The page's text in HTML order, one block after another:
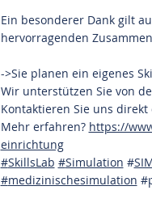
Ein besonderer Dank gilt
hervorragenden
->Sie planen ein eigenes
Wir unterstützen Sie von
Kontaktieren Sie uns
Mehr erfahren? https://
einrichtung
#SkillsLab #Simulation #
#medizinischesimulation